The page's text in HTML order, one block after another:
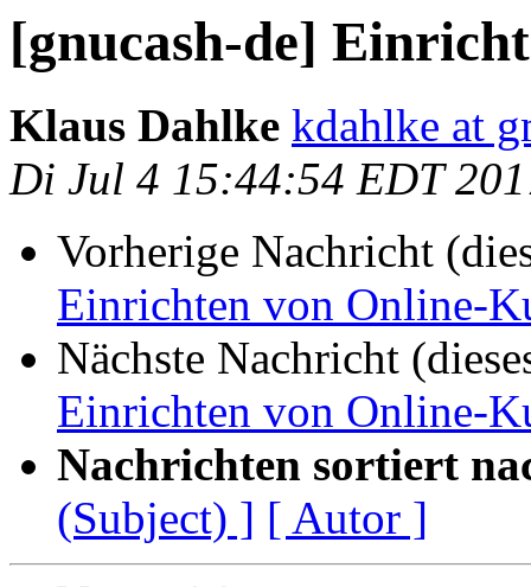
[gnucash-de]
Klaus Dahlke kdahlke at
Di Jul 4 15:44:54 EDT
Vorherige Nachricht
Einrichten von Online-
Nächste Nachricht
Einrichten von Online-
Nachrichten sortiert
(Subject) ] [ Autor ]